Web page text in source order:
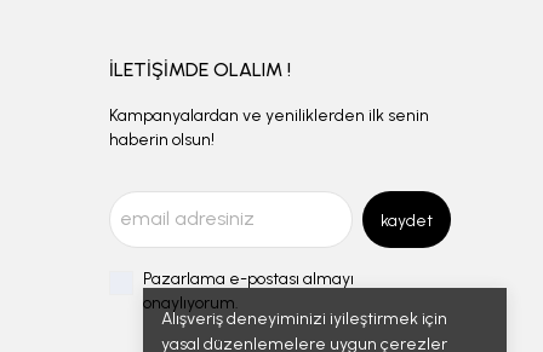
Alışveriş deneyiminizi iyileştirmek için
yasal düzenlemelere uygun çerezler
İLETİŞİMDE OLALIM !
Kampanyalardan ve yeniliklerden ilk senin
haberin olsun!
kaydet
Pazarlama e-postası almayı
onaylıyorum.